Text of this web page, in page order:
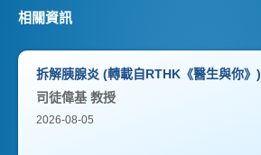
相關資訊
拆解胰腺炎 (轉載自RTHK《醫生與你》)
司徒偉基 教授
2026-08-05